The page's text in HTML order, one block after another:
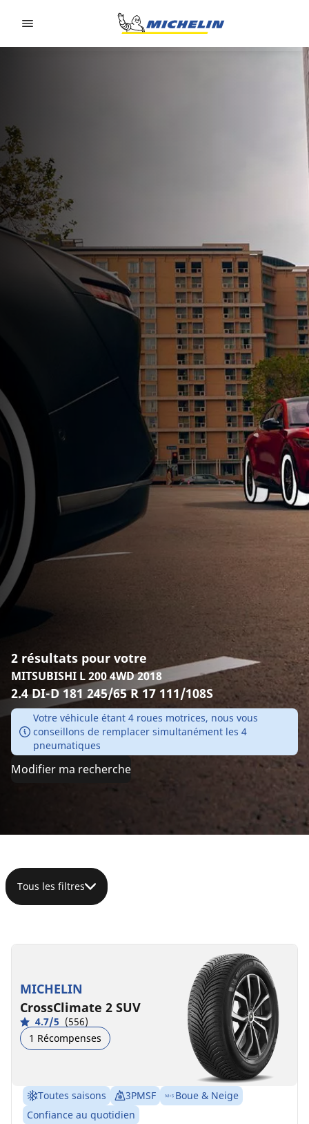
2 résultats pour votre
MITSUBISHI L 200 4WD 2018
2.4 DI-D 181 245/65 R 17 111/108S
Votre véhicule étant 4 roues motrices, nous vous
conseillons de remplacer simultanément les 4
pneumatiques
Modifier ma recherche
Tous les filtres
MICHELIN
CrossClimate 2 SUV
4.7/5 (556)
1 Récompenses
Toutes saisons 3PMSF
Boue & Neige
Confiance au quotidien
MO-
V
B
A 70 dB